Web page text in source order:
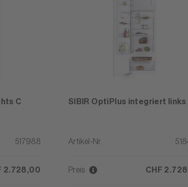
C
517988
2.728,00
SIBIR OptiPlus integriert links
Artikel-Nr.
Preis CHF